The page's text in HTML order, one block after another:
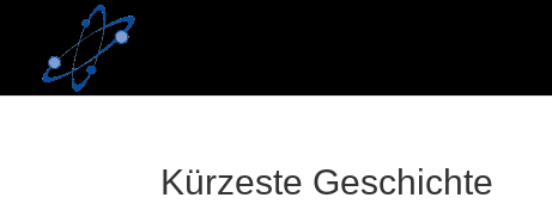
content
Kürzeste Geschichte